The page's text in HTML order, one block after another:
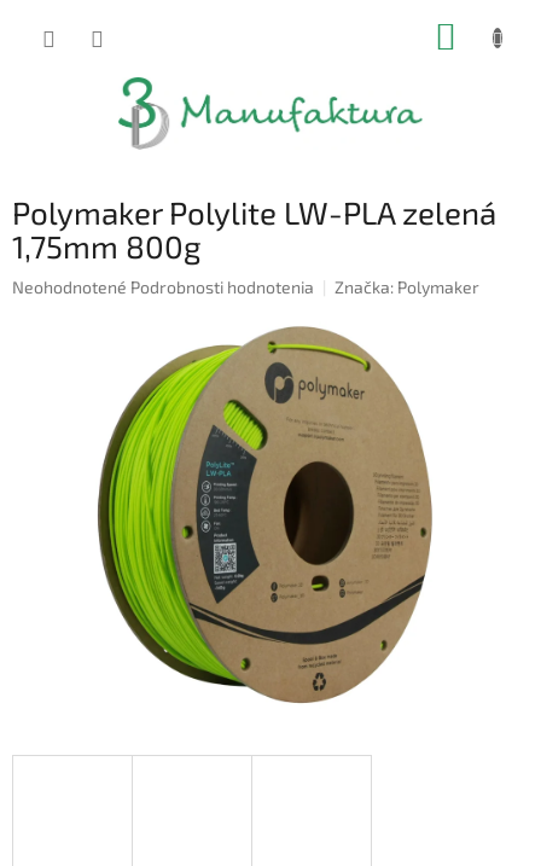
Polymaker Polylite LW-PLA zelená
1,75mm 800g
Priemerné
Neohodnotené Podrobnosti hodnotenia Značka: Polymaker